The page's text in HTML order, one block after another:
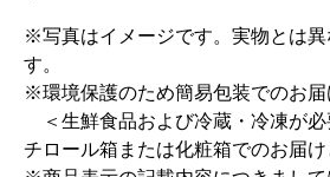
※写真はイメージです。実物とは異
す。
※環境保護のため簡易包装でのお届
＜生鮮食品および冷蔵・冷凍が必
チロール箱または化粧箱でのお届け